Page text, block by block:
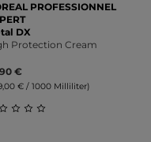
PROFESSIONNEL
DX
Protection Cream
€
€ / 1000 Milliliter)